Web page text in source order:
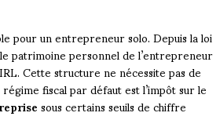
pour un entrepreneur solo. Depuis la loi
patrimoine personnel de l’entrepreneur
Cette structure ne nécessite pas de
fiscal par défaut est l’impôt sur le
sous certains seuils de chiffre